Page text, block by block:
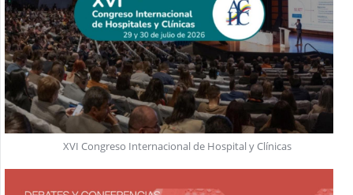
XVI Congreso Internacional de Hospital y Clínicas